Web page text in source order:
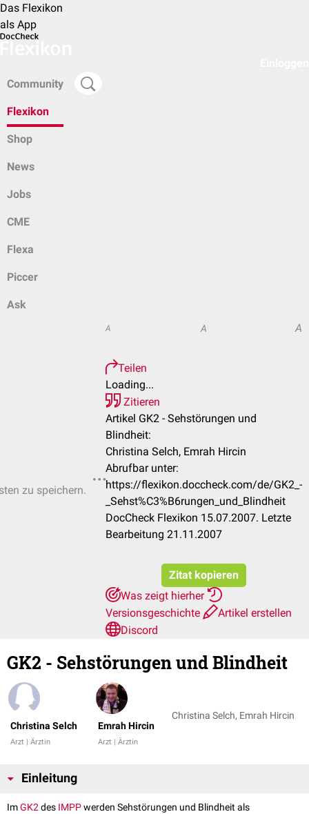
Das Flexikon
als App
Community
Flexikon
Shop
News
Jobs
CME
Flexa
Piccer
Ask
zu speichern.
A A A
Teilen
Loading...
Zitieren
Artikel GK2 - Sehstörungen und
Blindheit:
Christina Selch, Emrah Hircin
Abrufbar unter:
https://flexikon.doccheck.com/de/GK2_-
_Sehst%C3%B6rungen_und_Blindheit
DocCheck Flexikon 15.07.2007. Letzte
Bearbeitung 21.11.2007
Zitat kopieren
Was zeigt hierher
Versionsgeschichte
Artikel erstellen
Discord
GK2 - Sehstörungen und Blindheit
Christina Selch
Arzt | Ärztin
Emrah Hircin
Arzt | Ärztin
Christina Selch, Emrah Hircin
Einleitung
ImGK2des IMPPwerden Sehstörungen und Blindheit als